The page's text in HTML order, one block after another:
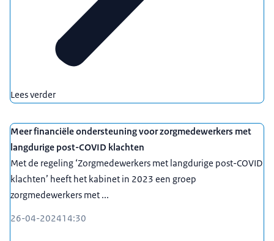
Lees verder
Meer financiële ondersteuning voor zorgmedewerkers met
langdurige post-COVID klachten
Met de regeling ‘Zorgmedewerkers met langdurige post-COVID
klachten’ heeft het kabinet in 2023 een groep
zorgmedewerkers met ...
26-04-202414:30